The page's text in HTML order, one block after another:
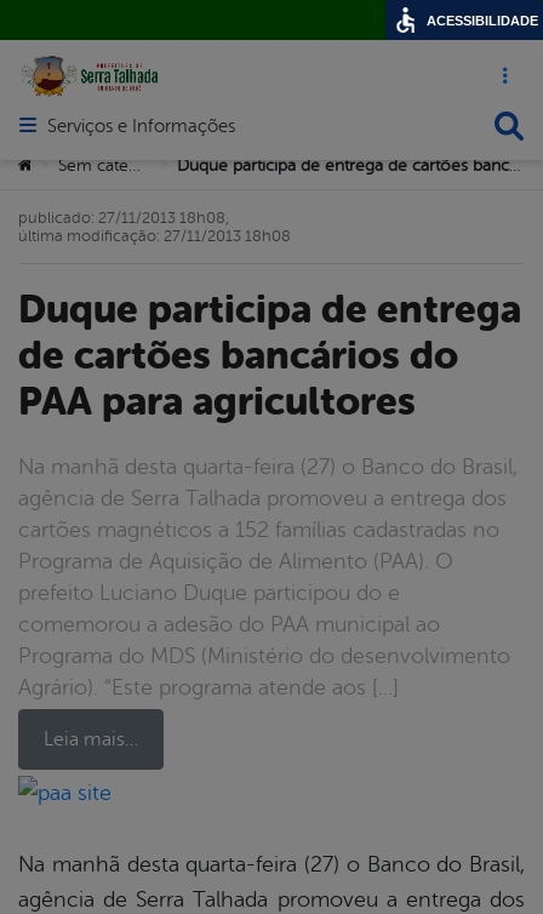
Acesso
Abrir menu principal de navegação
Serviços e Informações
Você está aqui:
> > Duque participa de entrega de cartões bancários do PAA para agricultores
Duque participa de entrega
de cartões bancários do
PAA para agricultores
Na manhã desta quarta-feira (27) o Banco do Brasil,
agência de Serra Talhada promoveu a entrega dos
cartões magnéticos a 152 famílias cadastradas no
Programa de Aquisição de Alimento (PAA). O
prefeito Luciano Duque participou do e
comemorou a adesão do PAA municipal ao
Programa do MDS (Ministério do desenvolvimento
Agrário). “Este programa atende aos […]
Leia mais…
publicado: 27/11/2013 18h08,
última modificação: 27/11/2013 18h08
Na manhã desta quarta-feira (27) o Banco do Brasil,
agência de Serra Talhada promoveu a entrega dos
ACESSIBILIDADE